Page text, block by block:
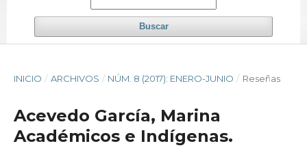
Buscar
INICIO / ARCHIVOS / NÚM. 8 (2017): ENERO-JUNIO / Reseñas
Acevedo García, Marina
Académicos e Indígenas.